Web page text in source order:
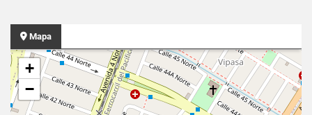
Mapa
+
−